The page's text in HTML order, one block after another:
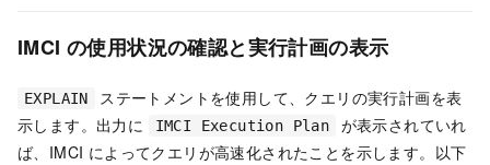
IMCI の使用状況の確認と実行計画の表示
EXPLAIN ステートメントを使用して、クエリの実行計画を表
示します。出力に
IMCI Execution Plan
が表示されていれ
ば、IMCI によってクエリが高速化されたことを示します。以下